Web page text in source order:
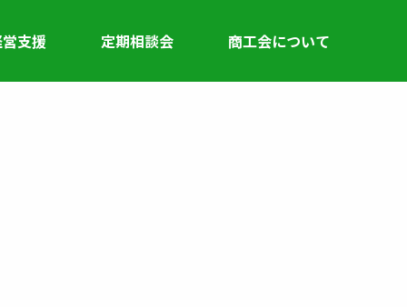
支援 定期相談会 商工会について